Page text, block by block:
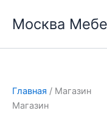
Москва
Главная / Магазин
Магазин